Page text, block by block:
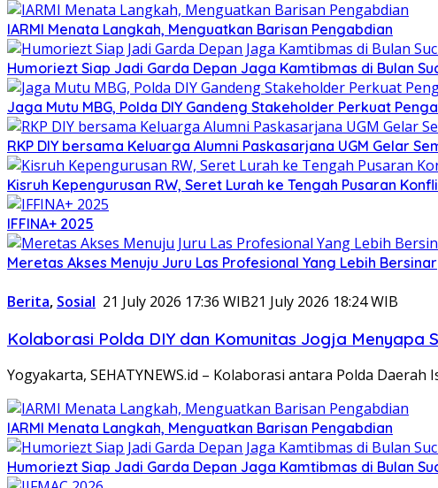
IARMI Menata Langkah, Menguatkan Barisan Pengabdian
Humoriezt Siap Jadi Garda Depan Jaga Kamtibmas di Bulan
Jaga Mutu MBG, Polda DIY Gandeng Stakeholder Perkuat
RKP DIY bersama Keluarga Alumni Paskasarjana UGM Gelar
Kisruh Kepengurusan RW, Seret Lurah ke Tengah Pusaran
IFFINA+ 2025
Meretas Akses Menuju Juru Las Profesional Yang Lebih Bersinar
Berita, Sosial 21 July 2026 17:36 WIB21 July 2026 18:24 WIB
Kolaborasi Polda DIY dan Komunitas Jogja Menyapa
Yogyakarta, SEHATYNEWS.id – Kolaborasi antara Polda
IARMI Menata Langkah, Menguatkan Barisan Pengabdian
Humoriezt Siap Jadi Garda Depan Jaga Kamtibmas di Bulan